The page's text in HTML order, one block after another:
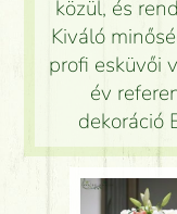
közül, és
Kiváló
profi esküvői
év
dekoráció